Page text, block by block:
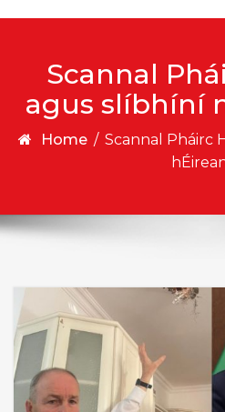
Scannal
agus slíbhíní
Home / Scannal Pháirc